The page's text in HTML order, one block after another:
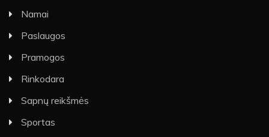
Namai
Paslaugos
Pramogos
Rinkodara
Sapnų reikšmės
Sportas